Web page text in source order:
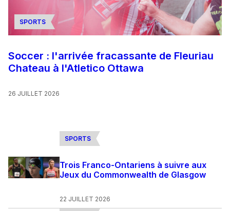
SPORTS
Soccer : l'arrivée fracassante de Fleuriau
Chateau à l'Atletico Ottawa
26 JUILLET 2026
SPORTS
Trois Franco-Ontariens à suivre aux
Jeux du Commonwealth de Glasgow
22 JUILLET 2026